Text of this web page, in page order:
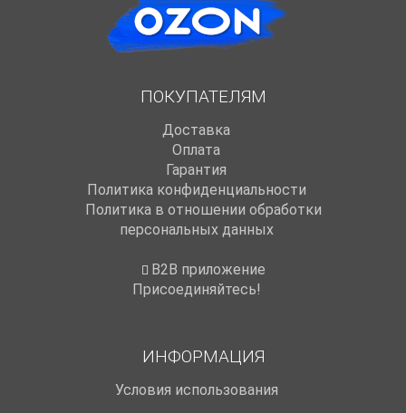
ПОКУПАТЕЛЯМ
Доставка
Оплата
Гарантия
Политика конфиденциальности
Политика в отношении обработки
персональных данных
B2B приложение
Присоединяйтесь!
ИНФОРМАЦИЯ
Условия использования